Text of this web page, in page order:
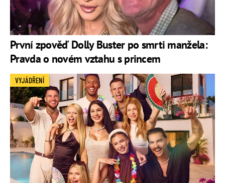
První zpověď Dolly Buster po smrti manžela:
Pravda o novém vztahu s princem
VYJÁDŘENÍ